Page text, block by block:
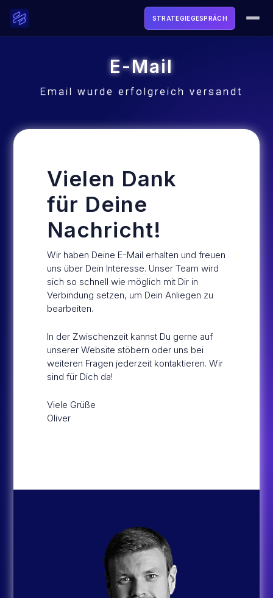
STRATEGIEGESPRÄCH
LIVE
ÜBER UNS
STRATEGIEGESPRÄCH BUCHEN →
EN TRADENEON SOFTWARE
E-Mail
Email wurde erfolgreich versandt
Vielen Dank
für Deine
Nachricht!
Wir haben Deine E-Mail erhalten und freuen
uns über Dein Interesse. Unser Team wird
sich so schnell wie möglich mit Dir in
Verbindung setzen, um Dein Anliegen zu
bearbeiten.
In der Zwischenzeit kannst Du gerne auf
unserer Website stöbern oder uns bei
weiteren Fragen jederzeit kontaktieren. Wir
sind für Dich da!
Viele Grüße
Oliver